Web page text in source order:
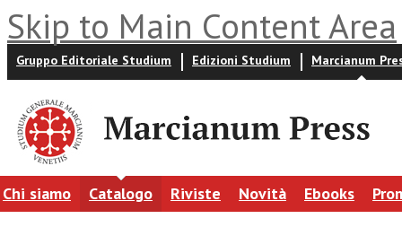
Skip to Main Content Area
Gruppo Editoriale Studium Edizioni Studium Marcianum
Chi siamo Catalogo Riviste Novità Ebooks